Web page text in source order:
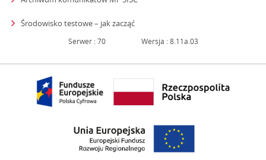
Środowisko testowe – jak zacząćstrona otwiera się w nowym oknie
Serwer : 70 Wersja : 8.11a.03